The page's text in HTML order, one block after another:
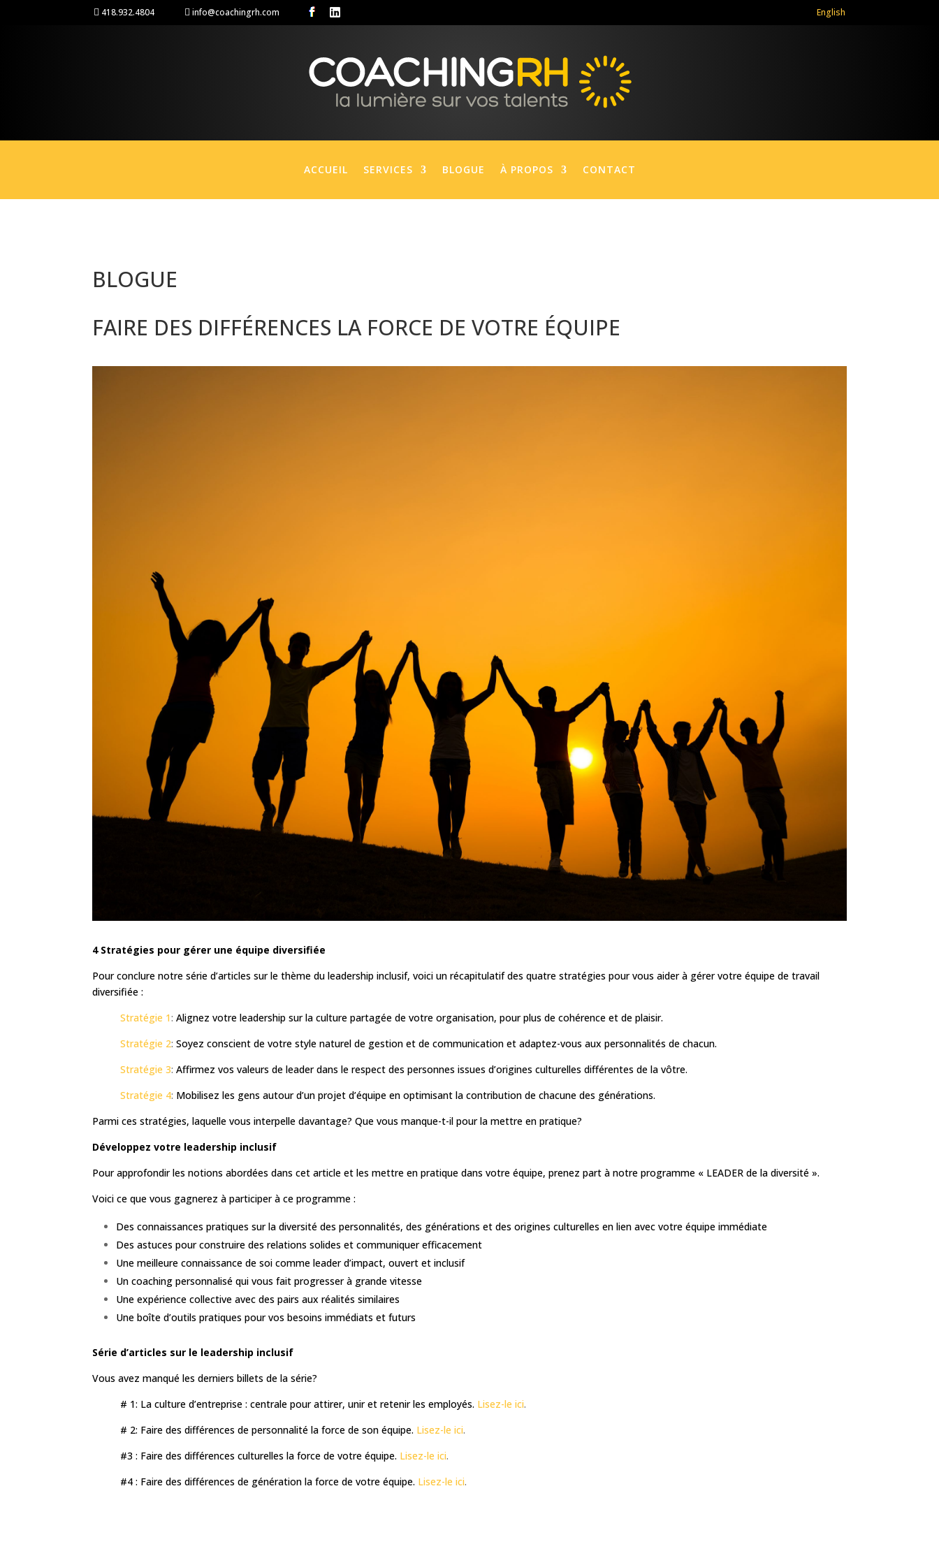
 418.932.4804  info@coachingrh.com English
ACCUEIL SERVICES BLOGUE À PROPOS CONTACT
BLOGUE
FAIRE DES DIFFÉRENCES LA FORCE DE VOTRE ÉQUIPE
4 Stratégies pour gérer une équipe diversifiée
Pour conclure notre série d’articles sur le thème du leadership inclusif, voici un récapitulatif des quatre stratégies pour vous aider à gérer votre équipe de travail
diversifiée :
Stratégie 1: Alignez votre leadership sur la culture partagée de votre organisation, pour plus de cohérence et de plaisir.
Stratégie 2: Soyez conscient de votre style naturel de gestion et de communication et adaptez-vous aux personnalités de chacun.
Stratégie 3: Affirmez vos valeurs de leader dans le respect des personnes issues d’origines culturelles différentes de la vôtre.
Stratégie 4: Mobilisez les gens autour d’un projet d’équipe en optimisant la contribution de chacune des générations.
Parmi ces stratégies, laquelle vous interpelle davantage? Que vous manque-t-il pour la mettre en pratique?
Développez votre leadership inclusif
Pour approfondir les notions abordées dans cet article et les mettre en pratique dans votre équipe, prenez part à notre programme « LEADER de la diversité ».
Voici ce que vous gagnerez à participer à ce programme :
Des connaissances pratiques sur la diversité des personnalités, des générations et des origines culturelles en lien avec votre équipe immédiate
Des astuces pour construire des relations solides et communiquer efficacement
Une meilleure connaissance de soi comme leader d’impact, ouvert et inclusif
Un coaching personnalisé qui vous fait progresser à grande vitesse
Une expérience collective avec des pairs aux réalités similaires
Une boîte d’outils pratiques pour vos besoins immédiats et futurs
Série d’articles sur le leadership inclusif
Vous avez manqué les derniers billets de la série?
# 1: La culture d’entreprise : centrale pour attirer, unir et retenir les employés. Lisez-le ici.
# 2: Faire des différences de personnalité la force de son équipe. Lisez-le ici.
#3 : Faire des différences culturelles la force de votre équipe. Lisez-le ici.
#4 : Faire des différences de génération la force de votre équipe. Lisez-le ici.